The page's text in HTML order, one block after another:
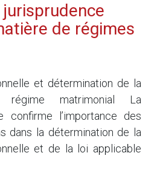
jurisprudence
de régimes
et détermination de la
matrimonial La
confirme l’importance des
dans la détermination de la
et de la loi applicable